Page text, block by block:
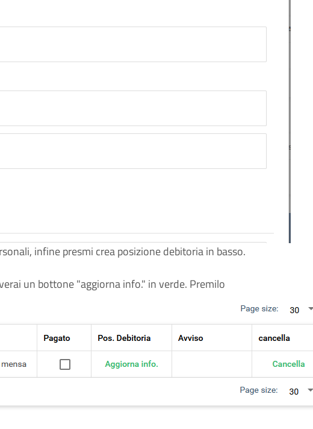
infine presmi crea posizione debitoria in basso.
un bottone "aggiorna info." in verde. Premilo